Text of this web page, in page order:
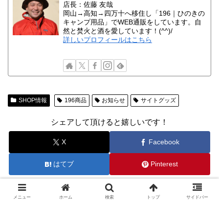
店長：佐藤 友哉
岡山→高知→四万十へ移住し「196｜ひのきの
キャンプ用品」でWEB通販をしています。自
然と焚火と酒を愛しています！(^^)/
詳しいプロフィールはこちら
SHOP情報 196商品 お知らせ サイトグッズ
シェアして頂けると嬉しいです！
X Facebook
はてブ Pinterest
今月の人気記事
メニュー ホーム 検索 トップ サイドバー